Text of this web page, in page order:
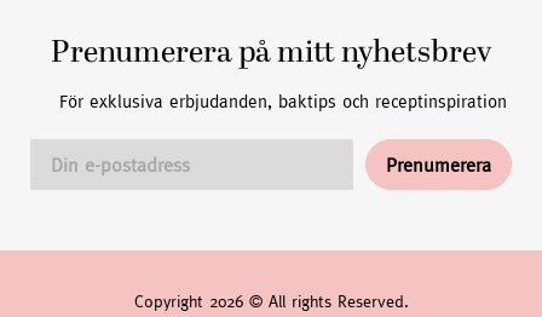
Prenumerera på mitt nyhetsbrev
För exklusiva erbjudanden, baktips och receptinspiration
Copyright 2026 © All rights Reserved.